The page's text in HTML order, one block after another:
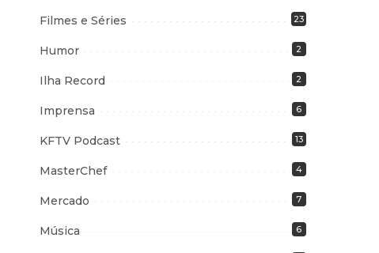
Filmes e Séries 23
Humor 2
Ilha Record 2
Imprensa 6
KFTV Podcast 13
MasterChef 4
Mercado 7
Música 6